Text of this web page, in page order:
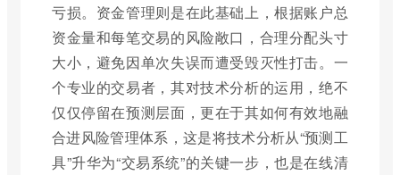
亏损。资金管理则是在此基础上，根据账户总
资金量和每笔交易的风险敞口，合理分配头寸
大小，避免因单次失误而遭受毁灭性打击。一
个专业的交易者，其对技术分析的运用，绝不
仅仅停留在预测层面，更在于其如何有效地融
合进风险管理体系，这是将技术分析从“预测工
具”升华为“交易系统”的关键一步，也是在线清